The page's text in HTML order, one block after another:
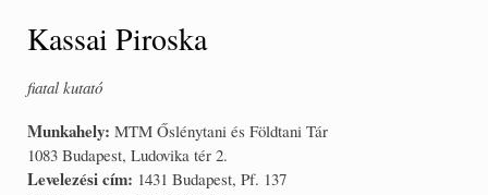
Kassai Piroska
fiatal kutató
Munkahely: MTM Őslénytani és Földtani Tár
1083 Budapest, Ludovika tér 2.
Levelezési cím: 1431 Budapest, Pf. 137